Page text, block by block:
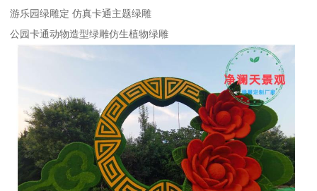
游乐园绿雕定 仿真卡通主题绿雕
公园卡通动物造型绿雕仿生植物绿雕